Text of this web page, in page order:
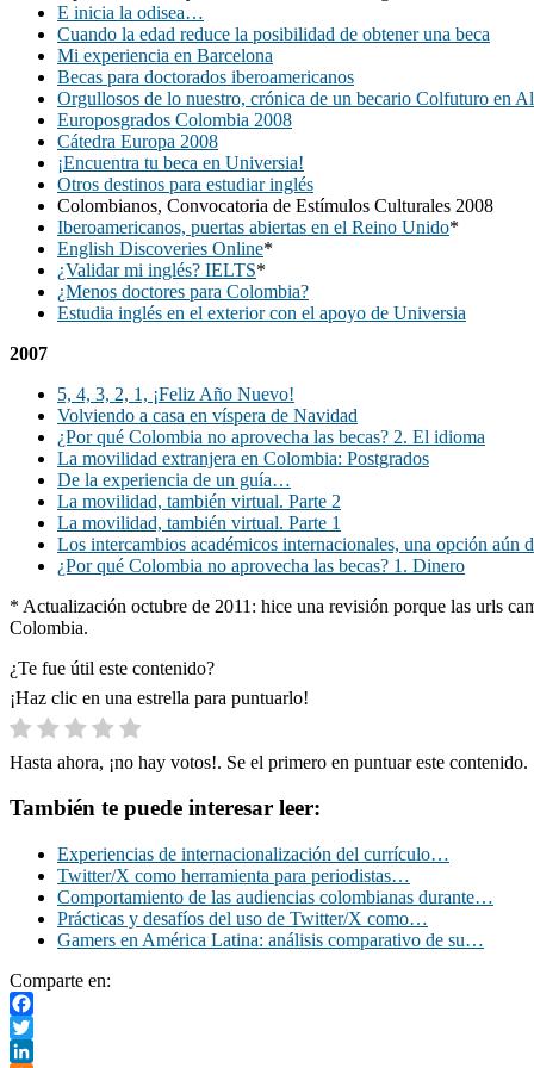
E inicia la odisea…
Cuando la edad reduce la posibilidad de obtener una beca
Mi experiencia en Barcelona
Becas para doctorados iberoamericanos
Orgullosos de lo nuestro, crónica de un becario Colfuturo en
Europosgrados Colombia 2008
Cátedra Europa 2008
¡Encuentra tu beca en Universia!
Otros destinos para estudiar inglés
Colombianos, Convocatoria de Estímulos Culturales 2008
Iberoamericanos, puertas abiertas en el Reino Unido*
English Discoveries Online*
¿Validar mi inglés? IELTS*
¿Menos doctores para Colombia?
Estudia inglés en el exterior con el apoyo de Universia
2007
5, 4, 3, 2, 1, ¡Feliz Año Nuevo!
Volviendo a casa en víspera de Navidad
¿Por qué Colombia no aprovecha las becas? 2. El idioma
La movilidad extranjera en Colombia: Postgrados
De la experiencia de un guía…
La movilidad, también virtual. Parte 2
La movilidad, también virtual. Parte 1
Los intercambios académicos internacionales, una opción aún
¿Por qué Colombia no aprovecha las becas? 1. Dinero
* Actualización octubre de 2011: hice una revisión porque las urls
Colombia.
¿Te fue útil este contenido?
¡Haz clic en una estrella para puntuarlo!
Hasta ahora, ¡no hay votos!. Se el primero en puntuar este contenido.
También te puede interesar leer:
Experiencias de internacionalización del currículo…
Twitter/X como herramienta para periodistas…
Comportamiento de las audiencias colombianas durante…
Prácticas y desafíos del uso de Twitter/X como…
Gamers en América Latina: análisis comparativo de su…
Comparte en:
Facebook
Twitter